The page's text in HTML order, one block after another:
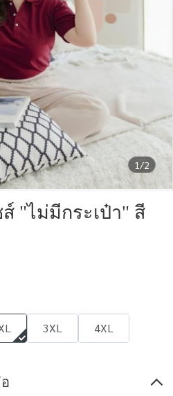
1/2
"ไม่มีกระเป๋า" สี
3XL
4XL